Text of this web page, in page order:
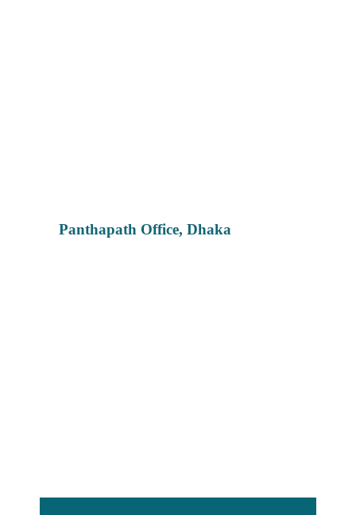
Panthapath Office, Dhaka